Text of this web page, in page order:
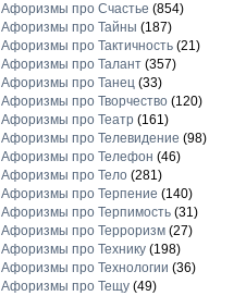
Афоризмы про Счастье (854)
Афоризмы про Тайны (187)
Афоризмы про Тактичность(21)
Афоризмы про Талант(357)
Афоризмы про Танец(33)
Афоризмы про Творчество(120)
Афоризмы про Театр(161)
Афоризмы про Телевидение (98)
Афоризмы про Телефон (46)
Афоризмы про Тело(281)
Афоризмы про Терпение (140)
Афоризмы про Терпимость(31)
Афоризмы про Терроризм(27)
Афоризмы про Технику(198)
Афоризмы про Технологии (36)
Афоризмы про Тещу(49)